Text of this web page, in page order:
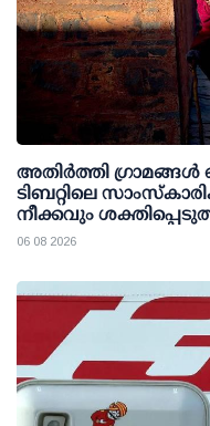
അതിര്‍ത്തി
ടിബറ്റിലെ
നീക്കവും
06 08 2026